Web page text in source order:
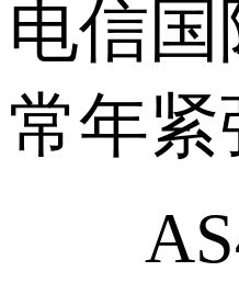
电信国
常年紧